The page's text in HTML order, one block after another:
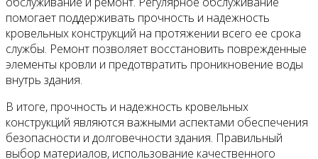
помогает поддерживать прочность и надежность
кровельных конструкций на протяжении всего ее срока
службы. Ремонт позволяет восстановить поврежденные
элементы кровли и предотвратить проникновение воды
внутрь здания.
В итоге, прочность и надежность кровельных
конструкций являются важными аспектами обеспечения
безопасности и долговечности здания. Правильный
выбор материалов, использование качественного